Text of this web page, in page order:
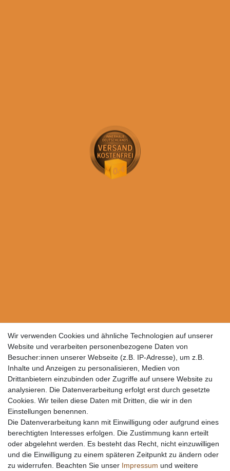
Wir verwenden Cookies und ähnliche Technologien auf unserer
Website und verarbeiten personenbezogene Daten von
Besucher:innen unserer Webseite (z.B. IP-Adresse), um z.B.
Inhalte und Anzeigen zu personalisieren, Medien von
Drittanbietern einzubinden oder Zugriffe auf unsere Website zu
analysieren. Die Datenverarbeitung erfolgt erst durch gesetzte
Cookies. Wir teilen diese Daten mit Dritten, die wir in den
Einstellungen benennen.
Die Datenverarbeitung kann mit Einwilligung oder aufgrund eines
berechtigten Interesses erfolgen. Die Zustimmung kann erteilt
oder abgelehnt werden. Es besteht das Recht, nicht einzuwilligen
und die Einwilligung zu einem späteren Zeitpunkt zu ändern oder
zu widerrufen. Beachten Sie unser Impressum und weitere